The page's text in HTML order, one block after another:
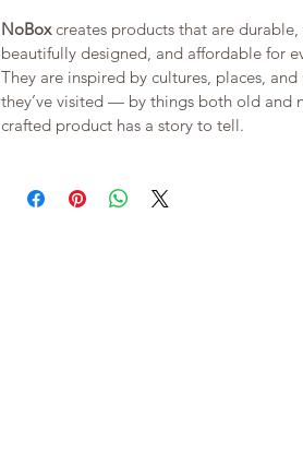
NoBoxcreates products that are durable,
beautifully designed, and affordable for
They are inspired by cultures, places,
they’ve visited — by things both old and
crafted product has a story to tell.